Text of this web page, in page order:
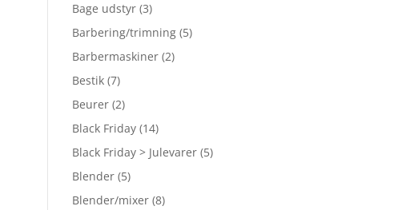
Bage udstyr (3)
Barbering/trimning (5)
Barbermaskiner (2)
Bestik (7)
Beurer (2)
Black Friday (14)
Black Friday > Julevarer (5)
Blender (5)
Blender/mixer (8)